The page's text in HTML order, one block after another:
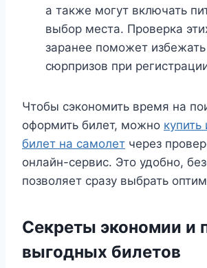
а также могут включать
выбор места. Проверка
заранее поможет
сюрпризов при
Чтобы сэкономить время на
оформить билет, можно купить
билет на самолет через
онлайн-сервис. Это удобно,
позволяет сразу выбрать
Секреты экономии и
выгодных билетов